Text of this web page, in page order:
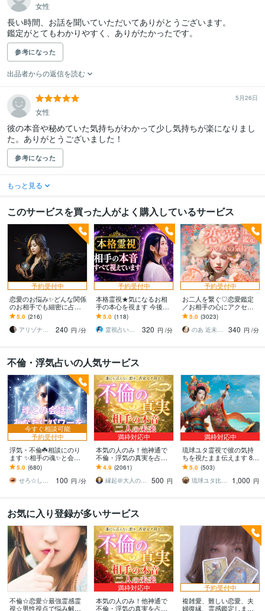
女性
長い時間、お話を聞いていただいてありがとうございます。
鑑定がとてもわかりやすく、ありがたかったです。
参考になった
出品者からの返信を読む
5月26日
女性
彼の本音や秘めていた気持ちがわかって少し気持ちが楽になりまし
た。ありがとうございました！
参考になった
もっと見る
このサービスを買った人がよく購入しているサービス
予約受付中
恋愛のお悩み✨どんな関係
のお相手でも細密に占い
ます 片思い、相手の気持
ち、相性、未来、復縁、
出会い、複雑恋愛など
5.0 (216)
アリゾナ鑑定★Ayumi～愛結実
240 円 /分
予約受付中
本格霊視★気になるお相
手の本心を視ます 今後ど
うなるのか未来も鑑定し
ます★
5.0 (118)
霊視占い師☆澪☆
320 円 /分
予約受付中
お二人を繋ぐ♡恋愛鑑定
／お相手の心にアクセス
します お相手の温度感／
片思い／複雑／復縁／遠
距離／全世代鑑定中❣
5.0 (3023)
のあ 近未来鑑定師 TR OR LE
340 円 /分
不倫・浮気占いの人気サービス
今すぐ相談可能
予約受付中
浮気・不倫☘️相談にのり
ます ✨相手の魂✨と会話
をしてあなたにお伝えし
ます⭐️
5.0 (680)
せろ☆しあり
100 円 /分
満枠対応中
本気の人のみ！他神通で
不倫・浮気の真実を占い
ます 不倫・W不倫・浮気
など複雑恋愛の専門家に
よる究極霊視鑑定
4.9 (2061)
縁起＠大人の恋愛占い師
500 円
満枠対応中
琉球ユタ霊視で彼の気持
ちを視たまま伝えます 8/3
1まで3,000円→1,000円で
真の幸せへ導く
5.0 (503)
琉球ユタ比嘉にらい
1,000 円
お気に入り登録が多いサービス
不倫☆恋愛☆最強霊感霊
視☆男性視点で悩み解決
満枠対応中
本気の人のみ！他神通で
不倫・浮気の真実を占い
予約受付中
複雑愛、難しい恋愛、夫
婦復縁、霊感鑑定します